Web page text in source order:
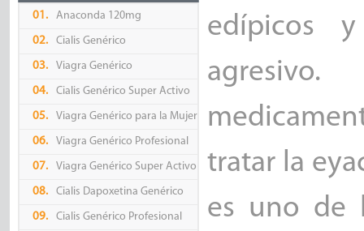
01. Anaconda 120mg
02. Cialis Genérico
03. Viagra Genérico
04. Cialis Genérico Super Activo
05. Viagra Genérico para la Mujer
06. Viagra Genérico Profesional
07. Viagra Genérico Super Activo
08. Cialis Dapoxetina Genérico
09. Cialis Genérico Profesional
edípicos
tratar la
es uno de